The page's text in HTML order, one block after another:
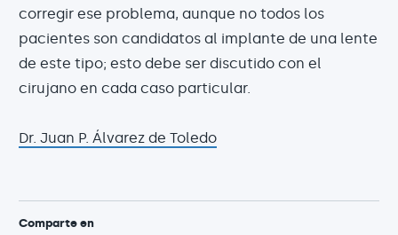
corregir ese problema, aunque no todos los
pacientes son candidatos al implante de una lente
de este tipo; esto debe ser discutido con el
cirujano en cada caso particular.
Dr. Juan P. Álvarez de Toledo
Comparte en